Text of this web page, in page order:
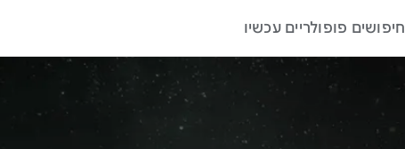
חיפושים פופולריים עכשיו